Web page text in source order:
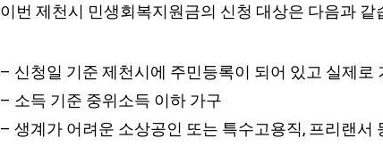
이번 제천시 민생회복지원금의 신청 대상은 다음과 같
– 신청일 기준 제천시에 주민등록이 되어 있고 실제로
– 소득 기준 중위소득 이하 가구
– 생계가 어려운 소상공인 또는 특수고용직, 프리랜서